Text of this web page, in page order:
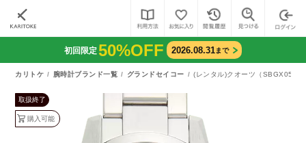
初回限定50%OFF 2026.08.31まで
カリトケ 腕時計ブランド一覧 グランドセイコー (レンタル)クオーツ（SBGX055/
取扱終了
購入可能